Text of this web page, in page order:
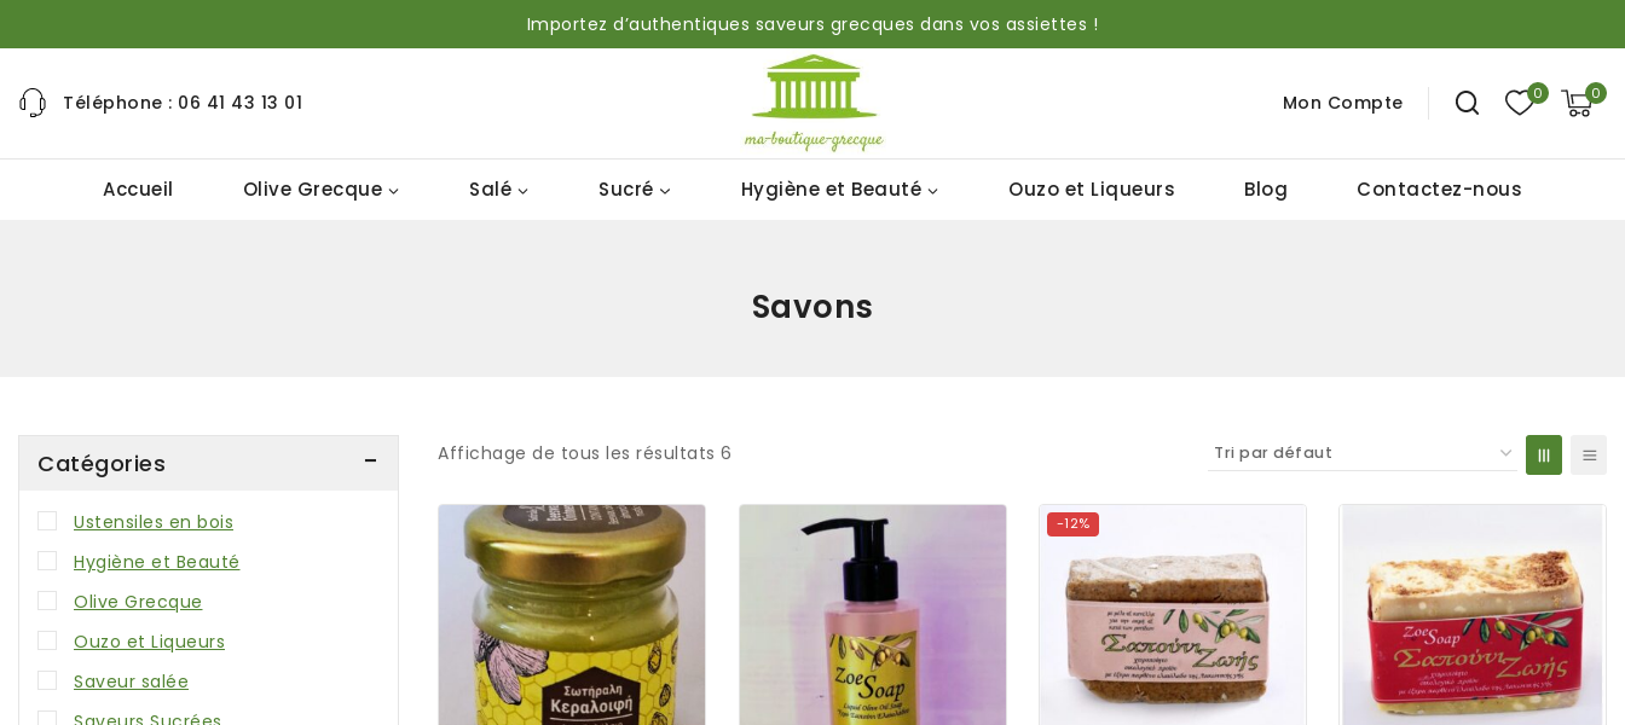
Importez d’authentiques saveurs grecques dans vos assiettes !
Téléphone : 06 41 43 13 01 Mon Compte 0 0
Accueil Olive Grecque Salé Sucré Hygiène et Beauté Ouzo et Liqueurs Blog Contactez-nous
Savons
Affichage de tous les résultats6
-12%
Catégories
Ustensiles en bois
Hygiène et Beauté
Olive Grecque
Ouzo et Liqueurs
Saveur salée